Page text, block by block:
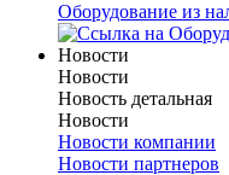
Оборудование из
Новости
Новости
Новость детальная
Новости
Новости компании
Новости партнеров